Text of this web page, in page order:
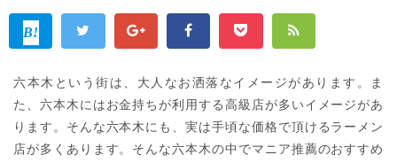
六本木という街は、大人なお洒落なイメージがあります。ま
た、六本木にはお金持ちが利用する高級店が多いイメージがあ
ります。そんな六本木にも、実は手頃な価格で頂けるラーメン
店が多くあります。そんな六本木の中でマニア推薦のおすすめ